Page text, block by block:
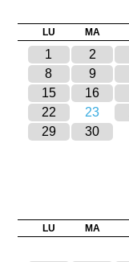
LU MA
1 2
8
9
15
16
22
23
29
30
LU MA